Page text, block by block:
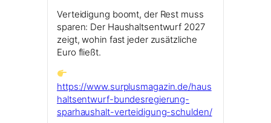
Verteidigung boomt, der Rest muss
sparen: Der Haushaltsentwurf 2027
zeigt, wohin fast jeder zusätzliche
Euro fließt.
https://www.surplusmagazin.de/haus
haltsentwurf-bundesregierung-
sparhaushalt-verteidigung-schulden/